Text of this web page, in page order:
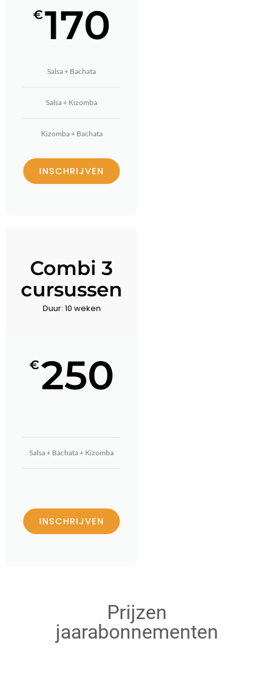
€170
Salsa + Bachata
Salsa + Kizomba
Kizomba + Bachata
INSCHRIJVEN
Combi 3
cursussen
Duur: 10 weken
€250
Salsa + Bachata + Kizomba
INSCHRIJVEN
Prijzen
jaarabonnementen